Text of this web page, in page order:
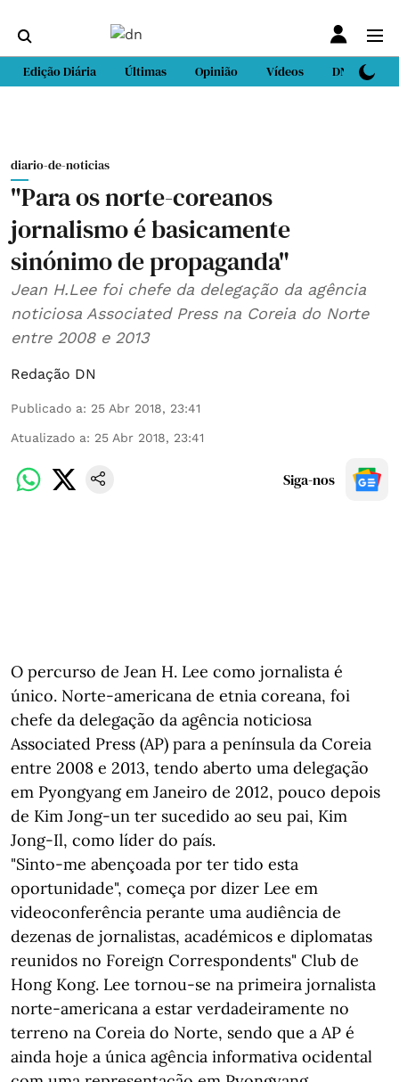
Edição Diária Últimas Opinião Vídeos DN Sport
diario-de-noticias
"Para os norte-coreanos
jornalismo é basicamente
sinónimo de propaganda"
Jean H.Lee foi chefe da delegação da agência
noticiosa Associated Press na Coreia do Norte
entre 2008 e 2013
Redação DN
Publicado a: 25 Abr 2018, 23:41
Atualizado a: 25 Abr 2018, 23:41
Siga-nos
O percurso de Jean H. Lee como jornalista é
único. Norte-americana de etnia coreana, foi
chefe da delegação da agência noticiosa
Associated Press (AP) para a península da Coreia
entre 2008 e 2013, tendo aberto uma delegação
em Pyongyang em Janeiro de 2012, pouco depois
de Kim Jong-un ter sucedido ao seu pai, Kim
Jong-Il, como líder do país.
"Sinto-me abençoada por ter tido esta
oportunidade", começa por dizer Lee em
videoconferência perante uma audiência de
dezenas de jornalistas, académicos e diplomatas
reunidos no Foreign Correspondents" Club de
Hong Kong. Lee tornou-se na primeira jornalista
norte-americana a estar verdadeiramente no
terreno na Coreia do Norte, sendo que a AP é
ainda hoje a única agência informativa ocidental